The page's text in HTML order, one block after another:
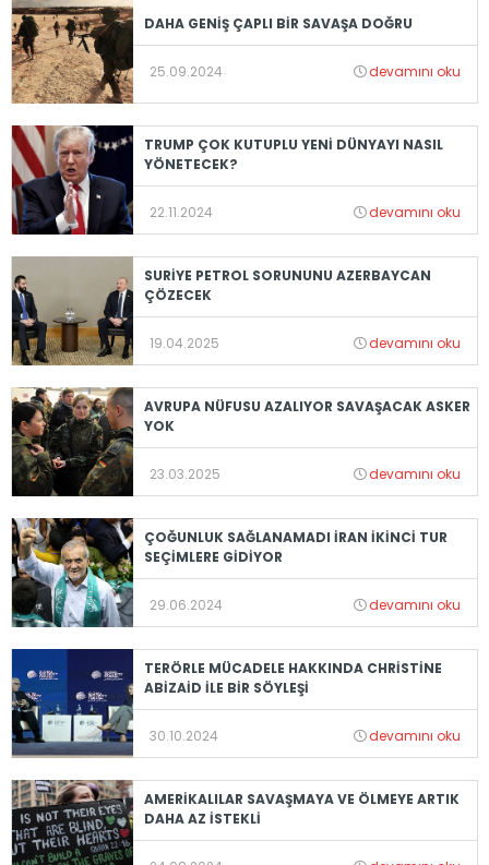
DAHA GENİŞ ÇAPLI BİR SAVAŞA DOĞRU
25.09.2024 devamını oku
TRUMP ÇOK KUTUPLU YENİ DÜNYAYI NASIL
YÖNETECEK?
22.11.2024 devamını oku
SURİYE PETROL SORUNUNU AZERBAYCAN
ÇÖZECEK
19.04.2025 devamını oku
AVRUPA NÜFUSU AZALIYOR SAVAŞACAK ASKER
YOK
23.03.2025 devamını oku
ÇOĞUNLUK SAĞLANAMADI İRAN İKİNCİ TUR
SEÇİMLERE GİDİYOR
29.06.2024 devamını oku
TERÖRLE MÜCADELE HAKKINDA CHRİSTİNE
ABİZAİD İLE BİR SÖYLEŞİ
30.10.2024 devamını oku
AMERİKALILAR SAVAŞMAYA VE ÖLMEYE ARTIK
DAHA AZ İSTEKLİ